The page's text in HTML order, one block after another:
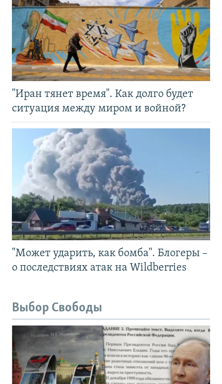
"Иран тянет время". Как долго будет
ситуация между миром и войной?
"Может ударить, как бомба". Блогеры –
о последствиях атак на Wildberries
Выбор Свободы